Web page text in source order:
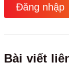
Đăng nhập
Bài viết